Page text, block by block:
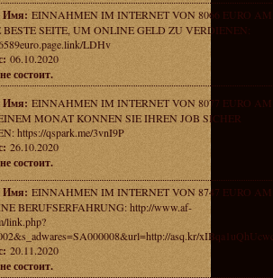
Имя: EINNAHMEN IM INTERNET VON 8066 EURO AM
BESTE SEITE, UM ONLINE GELD ZU VERDIENEN:
LDHv
06.10.2020
состоит.
Имя: EINNAHMEN IM INTERNET VON 8077 EURO AM
MONAT KONNEN SIE IHREN JOB SICHER
https://qspark.me/3vnI9P
26.10.2020
состоит.
Имя: EINNAHMEN IM INTERNET VON 8747 EURO AM
BERUFSERFAHRUNG: http://www.af-
link.php?
asq.kr/xIBqa1uQhUcwc
20.11.2020
состоит.